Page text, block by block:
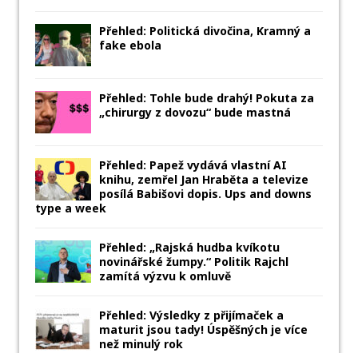
Přehled: Politická divočina, Kramný a
fake ebola
Přehled: Tohle bude drahý! Pokuta za
„chirurgy z dovozu“ bude mastná
Přehled: Papež vydává vlastní AI
knihu, zemřel Jan Hraběta a televize
posílá Babišovi dopis. Ups and downs
type a week
Přehled: „Rajská hudba kvíkotu
novinářské žumpy.“ Politik Rajchl
zamítá výzvu k omluvě
Přehled: Výsledky z přijímaček a
maturit jsou tady! Úspěšných je více
než minulý rok